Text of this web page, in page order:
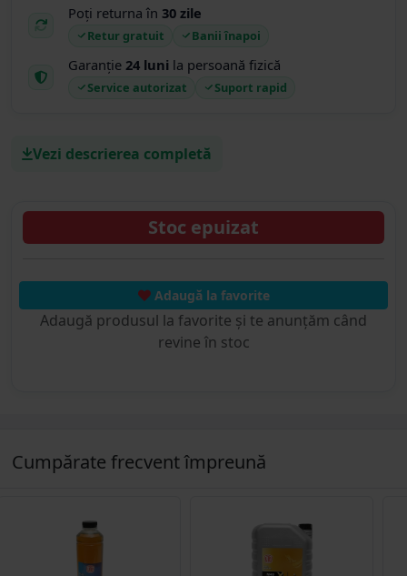
Poți returna în 30 zile
Retur gratuit Banii înapoi
Garanție 24 luni la persoană fizică
Service autorizat Suport rapid
Vezi descrierea completă
Stoc epuizat
Adaugă la favorite
Adaugă produsul la favorite și te anunțăm când
revine în stoc
Cumpărate frecvent împreună